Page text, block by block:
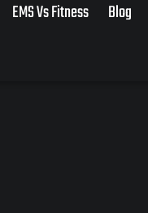
EMS Vs Fitness Blog